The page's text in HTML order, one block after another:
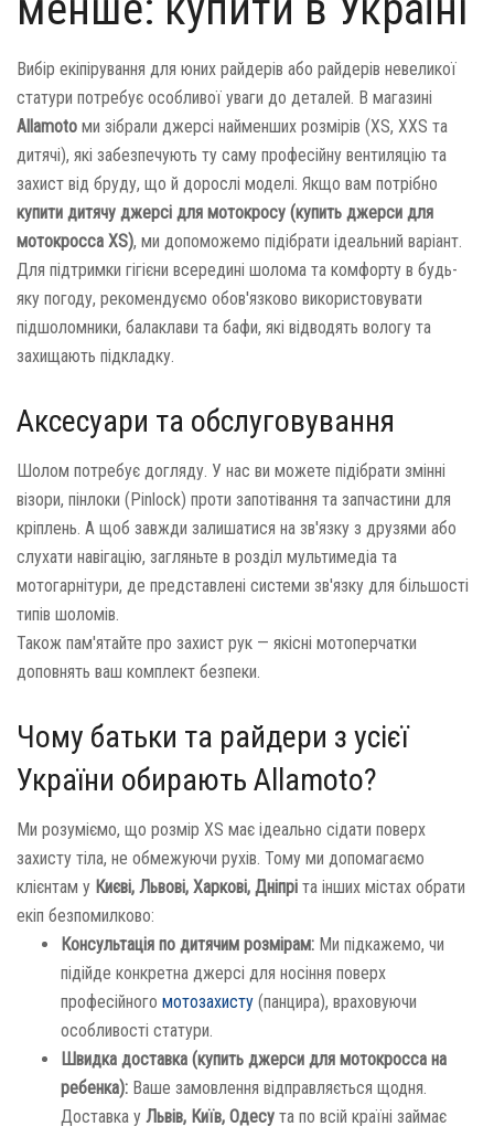
Вибір екіпірування для юних райдерів або райдерів невеликої
статури потребує особливої уваги до деталей. В магазині
Allamoto ми зібрали джерсі найменших розмірів (XS, XXS та
дитячі), які забезпечують ту саму професійну вентиляцію та
захист від бруду, що й дорослі моделі. Якщо вам потрібно
купити дитячу джерсі для мотокросу (купить джерси для
мотокросса XS), ми допоможемо підібрати ідеальний варіант.
Для підтримки гігієни всередині шолома та комфорту в будь-
яку погоду, рекомендуємо обов'язково використовувати
підшоломники, балаклави та бафи, які відводять вологу та
захищають підкладку.
Аксесуари та обслуговування
Шолом потребує догляду. У нас ви можете підібрати змінні
візори, пінлоки (Pinlock) проти запотівання та запчастини для
кріплень. А щоб завжди залишатися на зв'язку з друзями або
слухати навігацію, загляньте в розділ мультимедіа та
мотогарнітури, де представлені системи зв'язку для більшості
типів шоломів.
Також пам'ятайте про захист рук — якісні мотоперчатки
доповнять ваш комплект безпеки.
Чому батьки та райдери з усієї
України обирають Allamoto?
Ми розуміємо, що розмір XS має ідеально сідати поверх
захисту тіла, не обмежуючи рухів. Тому ми допомагаємо
клієнтам у Києві, Львові, Харкові, Дніпрі та інших містах обрати
екіп безпомилково:
Консультація по дитячим розмірам: Ми підкажемо, чи
підійде конкретна джерсі для носіння поверх
професійного мотозахисту (панцира), враховуючи
особливості статури.
Швидка доставка (купить джерси для мотокросса на
ребенка): Ваше замовлення відправляється щодня.
Доставка у Львів, Київ, Одесу та по всій країні займає